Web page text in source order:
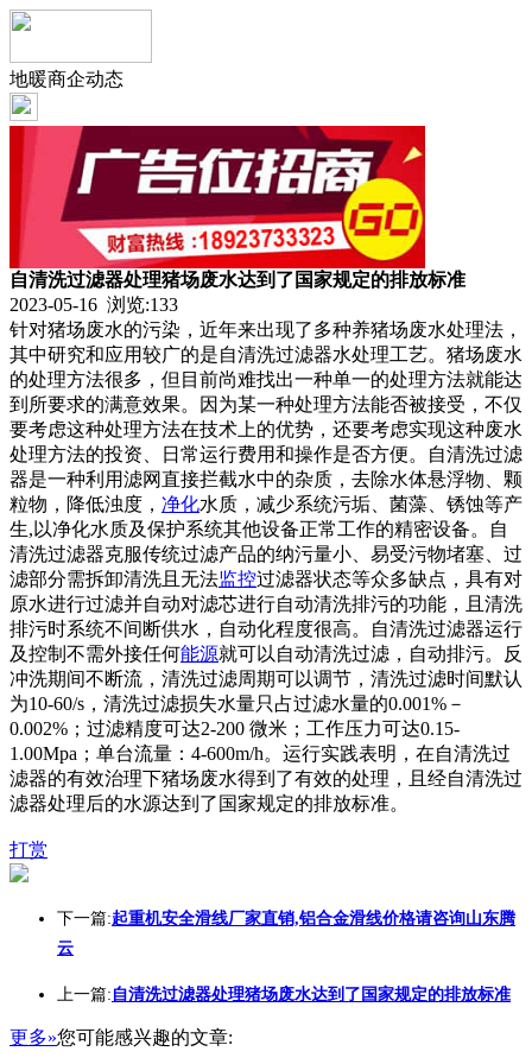
地暖商企动态
自清洗过滤器处理猪场废水达到了国家规定的排放标准
2023-05-16 浏览:133
针对猪场废水的污染，近年来出现了多种养猪场废水处理法，
其中研究和应用较广的是自清洗过滤器水处理工艺。猪场废水
的处理方法很多，但目前尚难找出一种单一的处理方法就能达
到所要求的满意效果。因为某一种处理方法能否被接受，不仅
要考虑这种处理方法在技术上的优势，还要考虑实现这种废水
处理方法的投资、日常运行费用和操作是否方便。自清洗过滤
器是一种利用滤网直接拦截水中的杂质，去除水体悬浮物、颗
粒物，降低浊度， 净化水质，减少系统污垢、菌藻、锈蚀等产
生,以净化水质及保护系统其他设备正常工作的精密设备。自
清洗过滤器克服传统过滤产品的纳污量小、易受污物堵塞、过
滤部分需拆卸清洗且无法监控过滤器状态等众多缺点，具有对
原水进行过滤并自动对滤芯进行自动清洗排污的功能，且清洗
排污时系统不间断供水，自动化程度很高。自清洗过滤器运行
及控制不需外接任何能源就可以自动清洗过滤，自动排污。反
冲洗期间不断流，清洗过滤周期可以调节，清洗过滤时间默认
为10-60/s，清洗过滤损失水量只占过滤水量的0.001%－
0.002%；过滤精度可达2-200 微米；工作压力可达0.15-
1.00Mpa；单台流量：4-600m/h。运行实践表明，在自清洗过
滤器的有效治理下猪场废水得到了有效的处理，且经自清洗过
滤器处理后的水源达到了国家规定的排放标准。
打赏
下一篇:起重机安全滑线厂家直销,铝合金滑线价格请咨询山东腾
云
上一篇: 自清洗过滤器处理猪场废水达到了国家规定的排放标准
更多»您可能感兴趣的文章: